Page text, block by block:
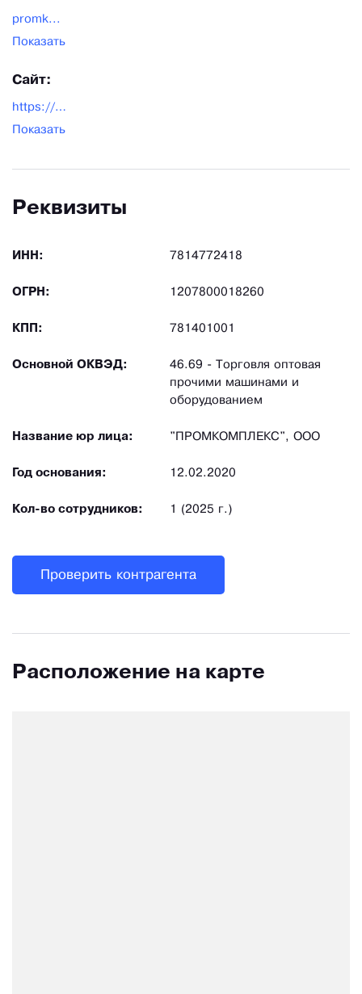
promk...
Показать
Сайт:
https://promks.com/index.html
Показать
Реквизиты
ИНН: 7814772418
ОГРН: 1207800018260
КПП: 781401001
Основной ОКВЭД:
46.69 - Торговля оптовая
прочими машинами и
оборудованием
Название юр лица: "ПРОМКОМПЛЕКС", ООО
Год основания: 12.02.2020
Кол-во сотрудников: 1 (2025 г.)
Проверить контрагента
Расположение на карте